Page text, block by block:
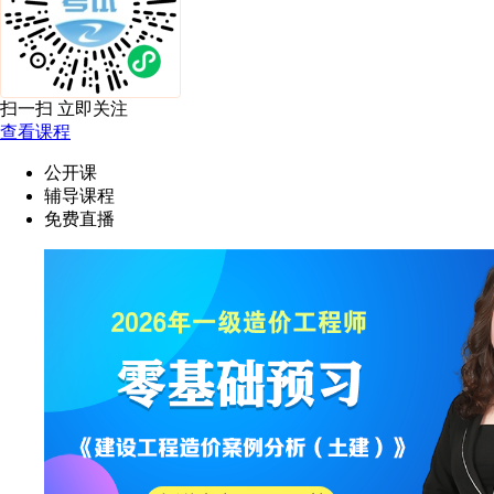
扫一扫 立即关注
查看课程
公开课
辅导课程
免费直播